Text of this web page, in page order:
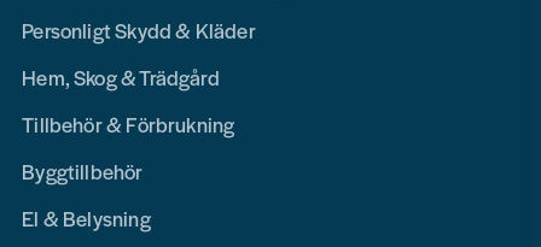
Personligt Skydd & Kläder
Hem, Skog & Trädgård
Tillbehör & Förbrukning
Byggtillbehör
El & Belysning